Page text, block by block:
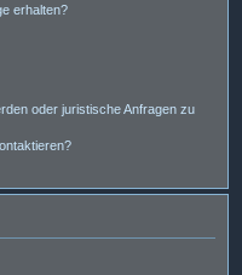
erhalten?
oder juristische Anfragen zu